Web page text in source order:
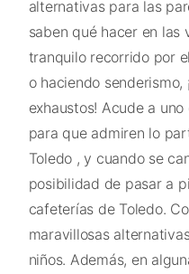
alternativas para las
saben qué hacer en las
tranquilo recorrido por
o haciendo senderismo,
exhaustos! Acude a
para que admiren lo
Toledo , y cuando se
posibilidad de pasar a
cafeterías de Toledo.
maravillosas
niños. Además, en